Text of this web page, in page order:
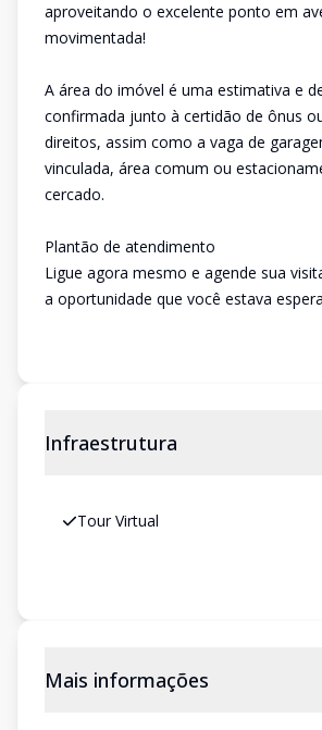
aproveitando o excelente ponto em
movimentada!
A área do imóvel é uma estimativa e
confirmada junto à certidão de ônus
direitos, assim como a vaga de
vinculada, área comum ou
cercado.
Plantão de atendimento
Ligue agora mesmo e agende sua
a oportunidade que você estava
Infraestrutura
Tour Virtual
Mais informações